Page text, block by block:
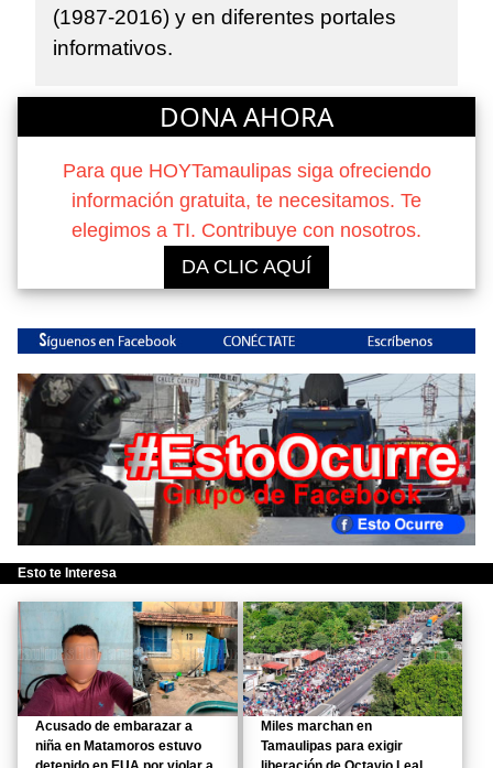
(1987-2016) y en diferentes portales
informativos.
DONA AHORA
Para que HOYTamaulipas siga ofreciendo
información gratuita, te necesitamos. Te
elegimos a TI. Contribuye con nosotros.
DA CLIC AQUÍ
Esto te Interesa
Acusado de embarazar a
niña en Matamoros estuvo
Miles marchan en
Tamaulipas para exigir